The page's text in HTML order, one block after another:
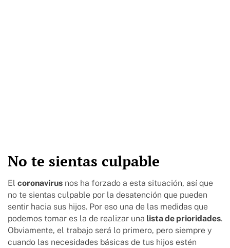
No te sientas culpable
El coronavirus nos ha forzado a esta situación, así que
no te sientas culpable por la desatención que pueden
sentir hacia sus hijos. Por eso una de las medidas que
podemos tomar es la de realizar una lista de prioridades.
Obviamente, el trabajo será lo primero, pero siempre y
cuando las necesidades básicas de tus hijos estén